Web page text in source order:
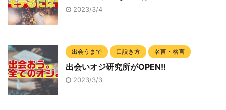
2023/3/4
出会うまで 口説き方 名言・格言
出会いオジ研究所がOPEN!!
2023/3/3